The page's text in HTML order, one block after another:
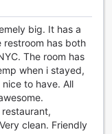
перфектната
Park
се насладят на
оборудван
активен начин
big. It has a
restroom has both
The room has
when i stayed,
to have. All
clean. Friendly